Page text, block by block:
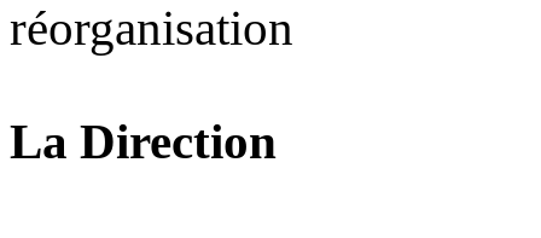
réorganisation
La Direction